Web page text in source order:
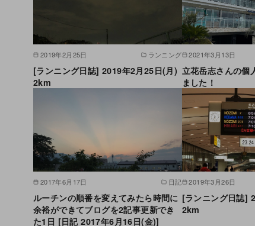
2019年2月25日 ランニング
[ランニング日誌] 2019年2月25日(月)
2km
2021年3月13日
立花岳志さんの個
ました！
2017年6月17日 日記
ルーチンの順番を変えてみたら時間に
余裕ができてブログを2記事更新でき
た1日 [日記 2017年6月16日(金)]
2019年3月26日
[ランニング日誌]
2km